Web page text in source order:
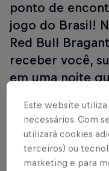
ponto de
jogo do Brasil!
Red Bull
receber você,
em uma noite
O jogo contra a
começa mais cedo:
chegar, pegar seu
Este website
necessários. Com
utilizará cookies
terceiros) ou
marketing e para